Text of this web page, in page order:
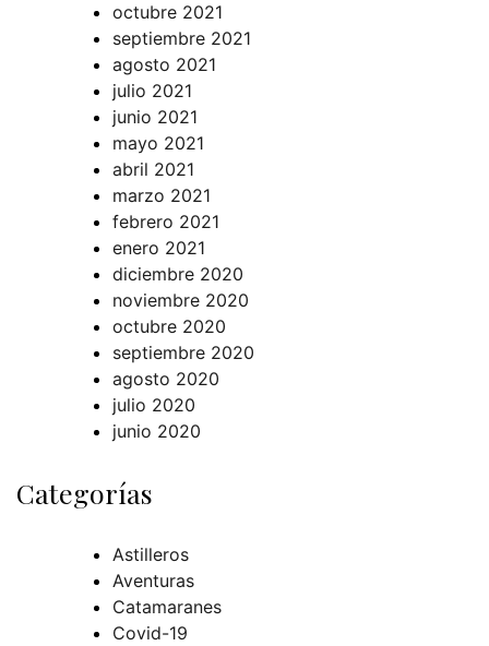
octubre 2021
septiembre 2021
agosto 2021
julio 2021
junio 2021
mayo 2021
abril 2021
marzo 2021
febrero 2021
enero 2021
diciembre 2020
noviembre 2020
octubre 2020
septiembre 2020
agosto 2020
julio 2020
junio 2020
Categorías
Astilleros
Aventuras
Catamaranes
Covid-19